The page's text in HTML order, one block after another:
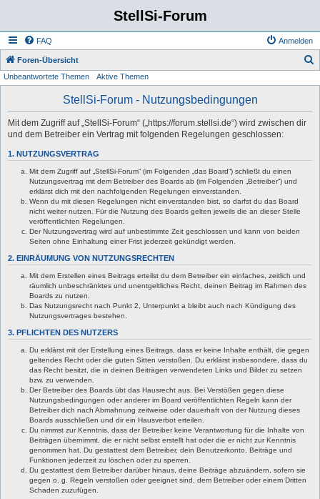
StellSi-Forum
FAQ Anmelden
Foren-Übersicht
Unbeantwortete Themen Aktive Themen
StellSi-Forum - Nutzungsbedingungen
Mit dem Zugriff auf „StellSi-Forum“ („https://forum.stellsi.de“) wird zwischen dir
und dem Betreiber ein Vertrag mit folgenden Regelungen geschlossen:
1. NUTZUNGSVERTRAG
Mit dem Zugriff auf „StellSi-Forum“ (im Folgenden „das Board“) schließt du einen
Nutzungsvertrag mit dem Betreiber des Boards ab (im Folgenden „Betreiber“) und
erklärst dich mit den nachfolgenden Regelungen einverstanden.
Wenn du mit diesen Regelungen nicht einverstanden bist, so darfst du das Board
nicht weiter nutzen. Für die Nutzung des Boards gelten jeweils die an dieser Stelle
veröffentlichten Regelungen.
Der Nutzungsvertrag wird auf unbestimmte Zeit geschlossen und kann von beiden
Seiten ohne Einhaltung einer Frist jederzeit gekündigt werden.
2. EINRÄUMUNG VON NUTZUNGSRECHTEN
Mit dem Erstellen eines Beitrags erteilst du dem Betreiber ein einfaches, zeitlich und
räumlich unbeschränktes und unentgeltliches Recht, deinen Beitrag im Rahmen des
Boards zu nutzen.
Das Nutzungsrecht nach Punkt 2, Unterpunkt a bleibt auch nach Kündigung des
Nutzungsvertrages bestehen.
3. PFLICHTEN DES NUTZERS
Du erklärst mit der Erstellung eines Beitrags, dass er keine Inhalte enthält, die gegen
geltendes Recht oder die guten Sitten verstoßen. Du erklärst insbesondere, dass du
das Recht besitzt, die in deinen Beiträgen verwendeten Links und Bilder zu setzen
bzw. zu verwenden.
Der Betreiber des Boards übt das Hausrecht aus. Bei Verstößen gegen diese
Nutzungsbedingungen oder anderer im Board veröffentlichten Regeln kann der
Betreiber dich nach Abmahnung zeitweise oder dauerhaft von der Nutzung dieses
Boards ausschließen und dir ein Hausverbot erteilen.
Du nimmst zur Kenntnis, dass der Betreiber keine Verantwortung für die Inhalte von
Beiträgen übernimmt, die er nicht selbst erstellt hat oder die er nicht zur Kenntnis
genommen hat. Du gestattest dem Betreiber, dein Benutzerkonto, Beiträge und
Funktionen jederzeit zu löschen oder zu sperren.
Du gestattest dem Betreiber darüber hinaus, deine Beiträge abzuändern, sofern sie
gegen o. g. Regeln verstoßen oder geeignet sind, dem Betreiber oder einem Dritten
Schaden zuzufügen.